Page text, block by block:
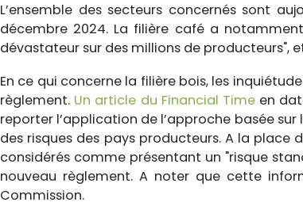
L’ensemble des secteurs concernés sont
décembre 2024. La filière café a notamment
dévastateur sur des millions de producteurs",
En ce qui concerne la filière bois, les
règlement. Un article du Financial Time en
reporter l’application de l’approche basée
des risques des pays producteurs. A la place
considérés comme présentant un "risque
nouveau règlement. A noter que cette
Commission.